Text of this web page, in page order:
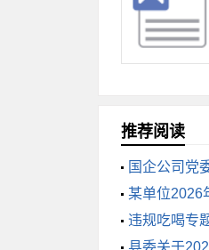
推荐阅读
国企公司党
某单位2026
违规吃喝专